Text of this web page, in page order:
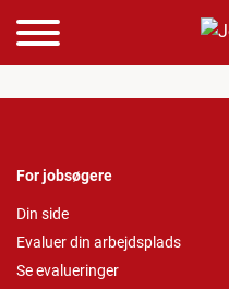
For jobsøgere
Din side
Evaluer din arbejdsplads
Se evalueringer